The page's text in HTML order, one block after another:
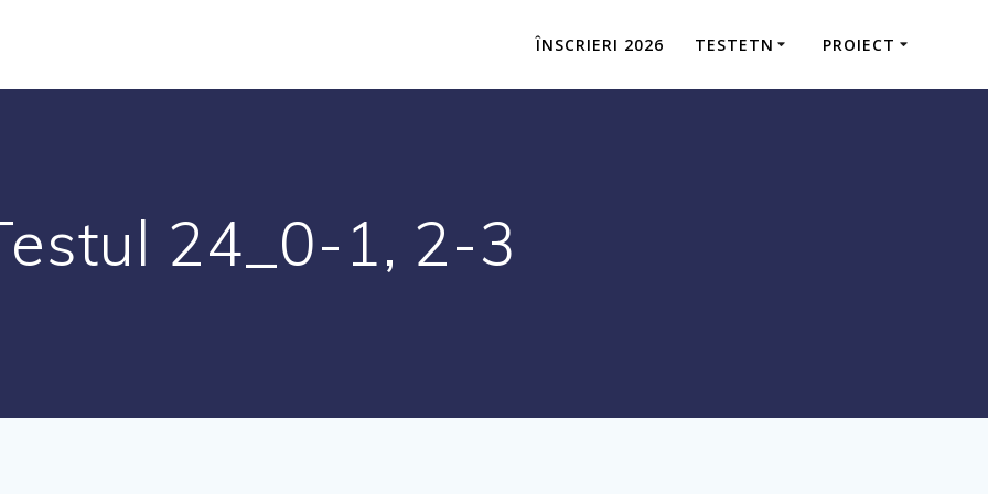
ÎNSCRIERI 2026 TESTETN PROIECT
24_0-1, 2-3